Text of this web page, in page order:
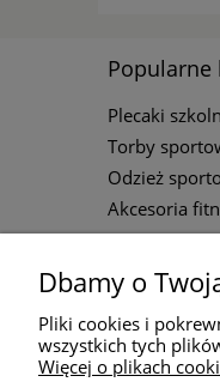
Popularne
Plecaki
Torby
Odzież
Akcesoria
Dbamy o
Pliki cookies i
wszystkich tych
Więcej o plikach